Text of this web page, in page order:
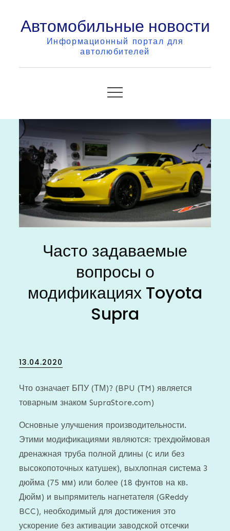
contentАвтомобильные новости
Информационный портал для
автолюбителей
Часто задаваемые
вопросы о
модификациях Toyota
Supra
Posted
13.04.2020
Что означает БПУ (ТМ)? (BPU (TM) является
товарным знаком SupraStore.com)
Основные улучшения производительности.
Этими модификациями являются: трехдюймовая
дренажная труба полной длины (с или без
высокопоточных катушек), выхлопная система 3
дюйма (75 мм) или более (18 фунтов на кв.
Дюйм) и выпрямитель нагнетателя (GReddy
BCC), необходимый для достижения это
ускорение без активации заводской отсечки